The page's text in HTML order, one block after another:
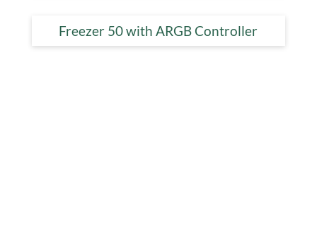
Freezer 50 with ARGB Controller